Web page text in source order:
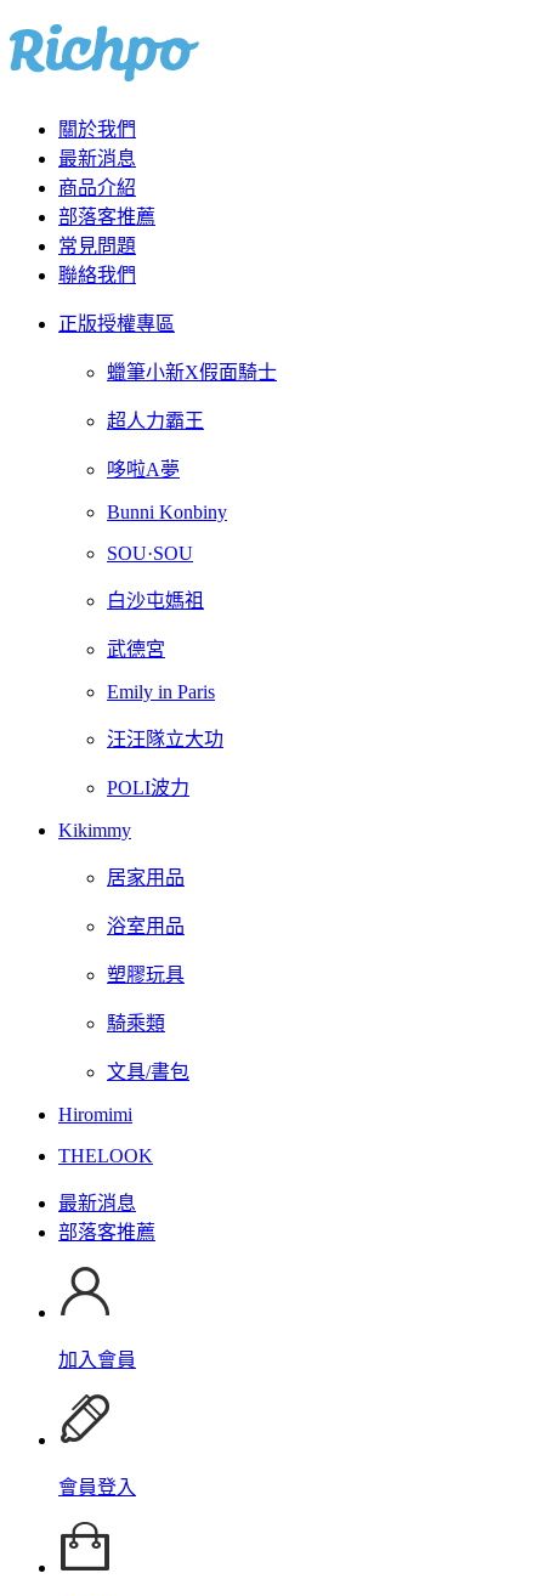
關於我們
最新消息
商品介紹
部落客推薦
常見問題
聯絡我們
正版授權專區
蠟筆小新X假面騎士
超人力霸王
哆啦A夢
Bunni Konbiny
SOU·SOU
白沙屯媽祖
武德宮
Emily in Paris
汪汪隊立大功
POLI波力
Kikimmy
居家用品
浴室用品
塑膠玩具
騎乘類
文具/書包
Hiromimi
THELOOK
最新消息
部落客推薦
加入會員
會員登入